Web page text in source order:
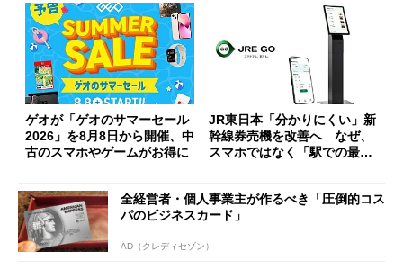
ゲオが「ゲオのサマーセール
2026」を8月8日から開催、中
古のスマホやゲームがお得に
JR東日本「分かりにくい」新
幹線券売機を改善へ なぜ、
スマホではなく「駅での最短
全経営者・個人事業主が作るべき「圧倒的コス
パのビジネスカード」
AD（クレディセゾン）